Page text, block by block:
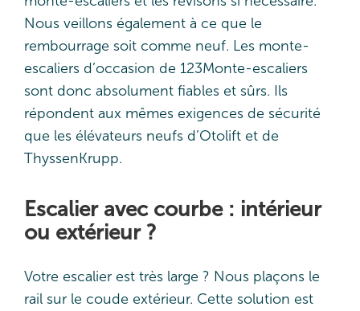
Nous veillons également à ce que le
rembourrage soit comme neuf. Les monte-
escaliers d’occasion de 123Monte-escaliers
sont donc absolument fiables et sûrs. Ils
répondent aux mêmes exigences de sécurité
que les élévateurs neufs d’Otolift et de
ThyssenKrupp.
Escalier avec courbe : intérieur
ou extérieur ?
Votre escalier est très large ? Nous plaçons le
rail sur le coude extérieur. Cette solution est